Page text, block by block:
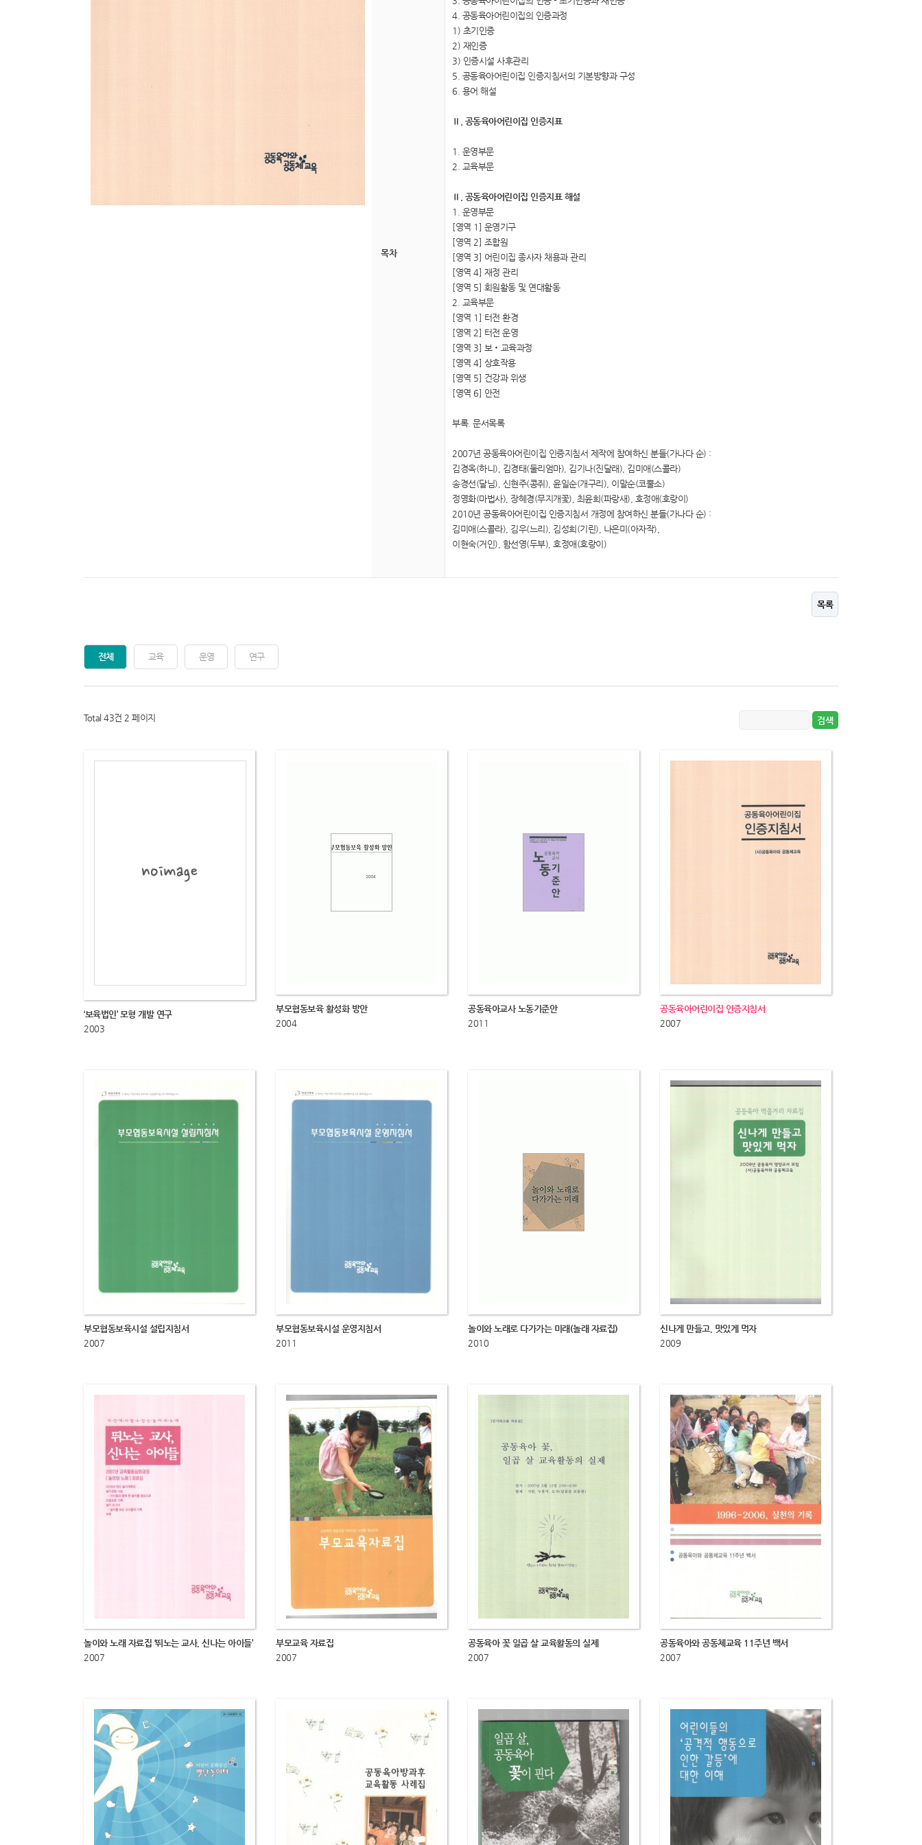
목차
4. 공동육아어린이집의 인증과정
1) 초기인증
2) 재인증
3) 인증시설 사후관리
5. 공동육아어린이집 인증지침서의 기본방향과 구성
6. 용어 해설
Ⅱ. 공동육아어린이집 인증지표
1. 운영부문
2. 교육부문
Ⅱ. 공동육아어린이집 인증지표 해설
1. 운영부문
[영역 1] 운영기구
[영역 2] 조합원
[영역 3] 어린이집 종사자 채용과 관리
[영역 4] 재정 관리
[영역 5] 회원활동 및 연대활동
2. 교육부문
[영역 1] 터전 환경
[영역 2] 터전 운영
[영역 3] 보‧교육과정
[영역 4] 상호작용
[영역 5] 건강과 위생
[영역 6] 안전
부록. 문서목록
2007년 공동육아어린이집 인증지침서 제작에 참여하신 분들(가나다 순) :
김경옥(하니), 김경태(둘리엄마), 김기나(진달래), 김미애(스콜라)
송경선(달님), 신현주(콩쥐), 윤일순(개구리), 이말순(코뿔소)
정영화(마법사), 장혜경(무지개꽃), 최윤희(파랑새), 호정애(호랑이)
2010년 공동육아어린이집 인증지침서 개정에 참여하신 분들(가나다 순) :
김미애(스콜라), 김우(느리), 김성희(기린), 나은미(아자작),
이현숙(거인), 함선영(두부), 호정애(호랑이)
목록
전체 교육 운영 연구
Total 43건 2 페이지
‘보육법인’ 모형 개발 연구
2003
부모협동보육 활성화 방안
2004
공동육아교사 노동기준안
2011
공동육아어린이집 인증지침서
2007
부모협동보육시설 설립지침서
2007
부모협동보육시설 운영지침서
2011
놀이와 노래로 다가가는 미래(놀래 자료집)
2010
신나게 만들고, 맛있게 먹자
2009
놀이와 노래 자료집 ‘뛰노는 교사, 신나는 아이들’
2007
부모교육 자료집
2007
공동육아 꽃 일곱 살 교육활동의 실제
2007
공동육아와 공동체교육 11주년 백서
2007